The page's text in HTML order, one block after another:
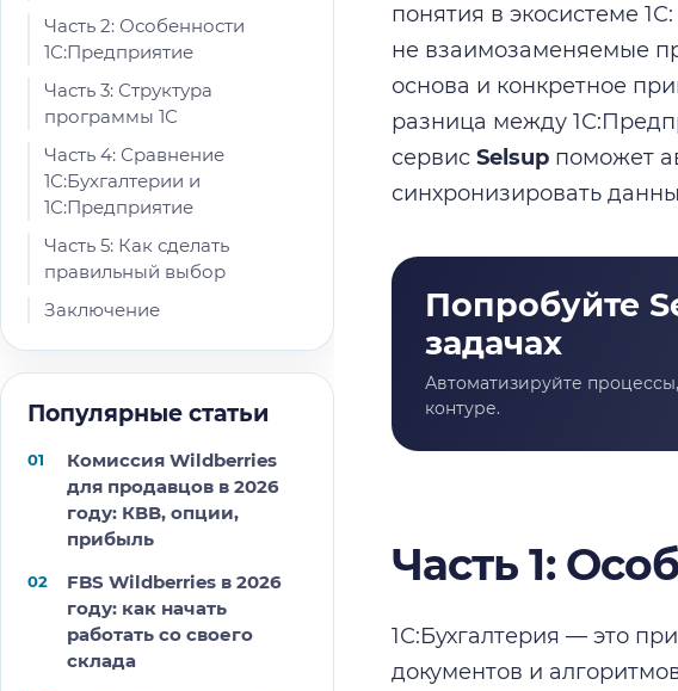
Часть 2: Особенности
1С:Предприятие
Часть 3: Структура
программы 1С
Часть 4: Сравнение
1С:Бухгалтерии и
1С:Предприятие
Часть 5: Как сделать
правильный выбор
Заключение
Популярные статьи
Комиссия Wildberries
для продавцов в 2026
году: КВВ, опции,
прибыль
FBS Wildberries в 2026
году: как начать
работать со своего
склада
понятия в экосистеме
не взаимозаменяемые
основа и конкретное
разница между
сервис Selsup поможет
синхронизировать
Часть 1:
1С:Бухгалтерия — это
документов и